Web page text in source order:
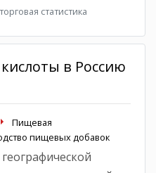
статистика
в Россию
Пищевая
пищевых добавок